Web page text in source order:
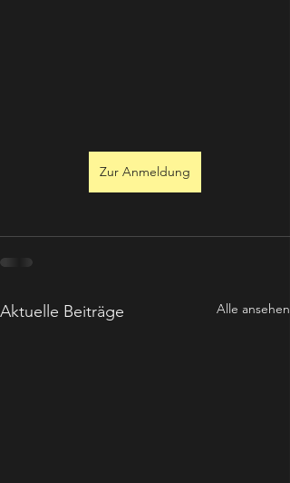
Zur Anmeldung
Aktuelle Beiträge Alle ansehen